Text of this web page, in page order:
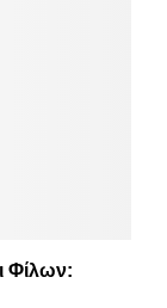
Φίλων: